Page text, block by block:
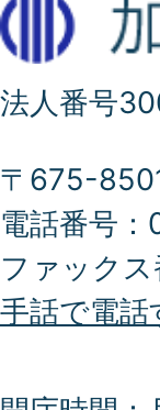
法人番号
〒675-
電話番号
ファック
手話で電話